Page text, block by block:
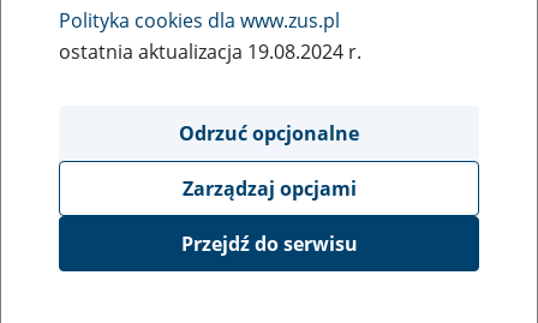
Rodzaj wydarzenia
Szkolenia
Obszar merytoryczny
obsługa klientów
Opis wydarzenia
Platforma Usług Elektronicznych ZUS eZUS
Polityka cookies dla www.zus.pl
ostatnia aktualizacja 19.08.2024 r.
Odrzuć opcjonalne
Zarządzaj opcjami
Przejdź do serwisu